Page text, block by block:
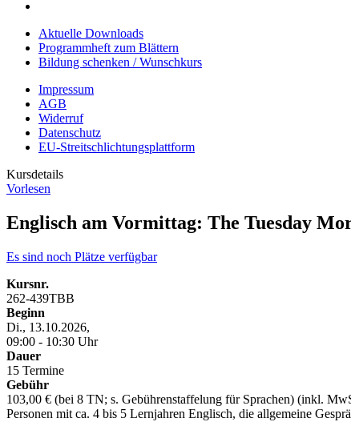
Aktuelle Downloads
Programmheft zum Blättern
Bildung schenken / Wunschkurs
Impressum
AGB
Widerruf
Datenschutz
EU-Streitschlichtungsplattform
Kursdetails
Vorlesen
Englisch am Vormittag: The Tuesday
Es sind noch Plätze verfügbar
Kursnr.
262-439TBB
Beginn
Di., 13.10.2026,
09:00 - 10:30 Uhr
Dauer
15 Termine
Gebühr
103,00 € (bei 8 TN; s. Gebührenstaffelung für Sprachen) (inkl.
Personen mit ca. 4 bis 5 Lernjahren Englisch, die allgemeine